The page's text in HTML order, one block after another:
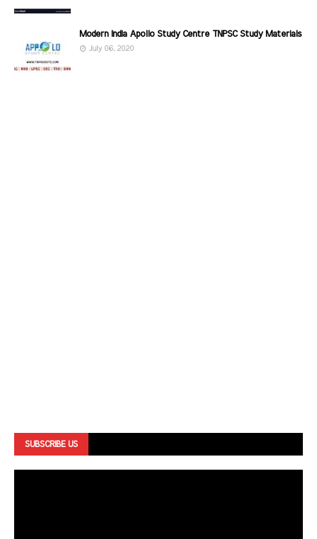
Modern India Apollo Study Centre TNPSC Study Materials
July 06, 2020
SUBSCRIBE US